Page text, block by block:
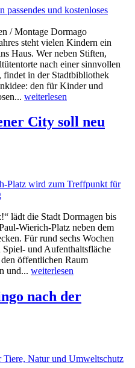
/ Montage Dormago
steht vielen Kindern ein
Haus. Wer neben Stiften,
nach einer sinnvollen
findet in der Stadtbibliothek
den für Kinder und
weiterlesen
City soll neu
lädt die Stadt Dormagen bis
Wierich-Platz neben dem
Für rund sechs Wochen
und Aufenthaltsfläche
öffentlichen Raum
und... weiterlesen
nach der